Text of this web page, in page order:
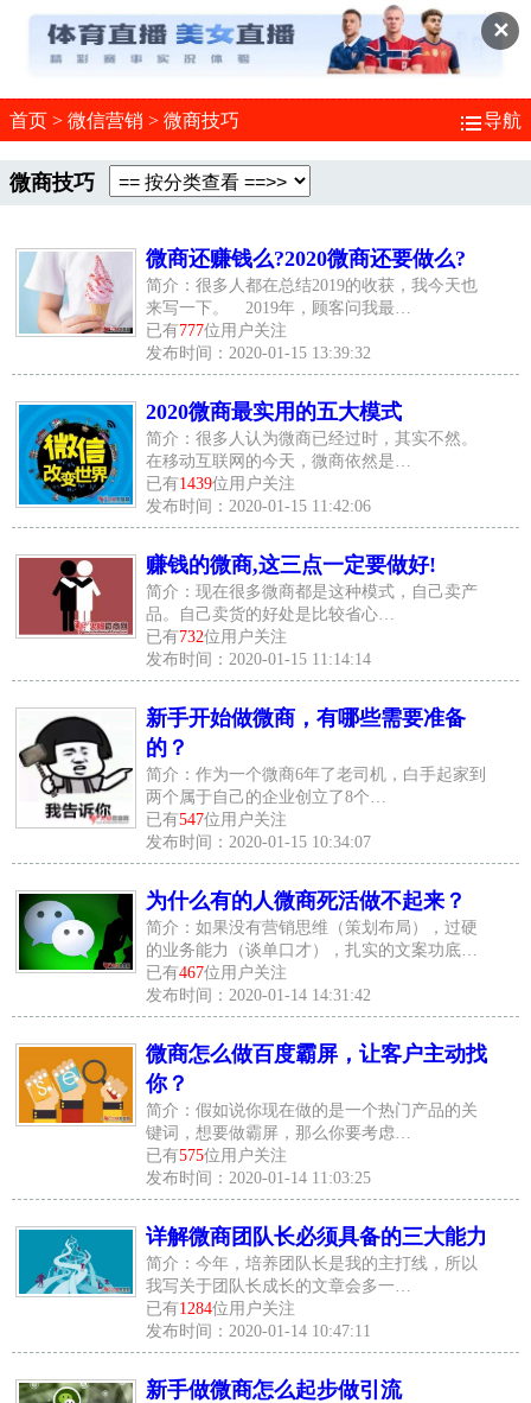
✕
首页 > 微信营销 > 微商技巧 导航
微商技巧
微商还赚钱么?2020微商还要做么?
简介：很多人都在总结2019的收获，我今天也
来写一下。 2019年，顾客问我最…
已有777位用户关注
发布时间：2020-01-15 13:39:32
2020微商最实用的五大模式
简介：很多人认为微商已经过时，其实不然。
在移动互联网的今天，微商依然是…
已有1439位用户关注
发布时间：2020-01-15 11:42:06
赚钱的微商,这三点一定要做好!
简介：现在很多微商都是这种模式，自己卖产
品。自己卖货的好处是比较省心…
已有732位用户关注
发布时间：2020-01-15 11:14:14
新手开始做微商，有哪些需要准备
的？
简介：作为一个微商6年了老司机，白手起家到
两个属于自己的企业创立了8个…
已有547位用户关注
发布时间：2020-01-15 10:34:07
为什么有的人微商死活做不起来？
简介：如果没有营销思维（策划布局），过硬
的业务能力（谈单口才），扎实的文案功底…
已有467位用户关注
发布时间：2020-01-14 14:31:42
微商怎么做百度霸屏，让客户主动找
你？
简介：假如说你现在做的是一个热门产品的关
键词，想要做霸屏，那么你要考虑…
已有575位用户关注
发布时间：2020-01-14 11:03:25
详解微商团队长必须具备的三大能力
简介：今年，培养团队长是我的主打线，所以
我写关于团队长成长的文章会多一…
已有1284位用户关注
发布时间：2020-01-14 10:47:11
新手做微商怎么起步做引流